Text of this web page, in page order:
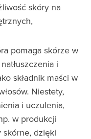
skóry na
pomaga skórze w
i
składnik maści w
Niestety,
i uczulenia,
w produkcji
skórne, dzięki